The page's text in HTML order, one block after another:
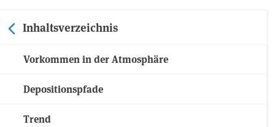
Inhaltsverzeichnis
Vorkommen in der Atmosphäre
Depositionspfade
Trend